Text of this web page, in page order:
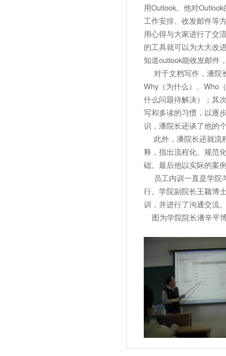
用Outlook。他对
工作安排、收发邮件等
用心得与大家进行了交
的工具就可以为大大改
知道outlook能收发邮件
对于文档写作，潘院
Why（为什么）、Who
什么问题待解决）；其
写和多读的习惯，以逐
识，潘院长还谈了他的
此外，潘院长还就流
释，指出流程化、规范
础。最后他以实际的案
员工内训一直是学院
行。学院副院长王颖博
训，并进行了沟通交流
图为学院院长潘辛平